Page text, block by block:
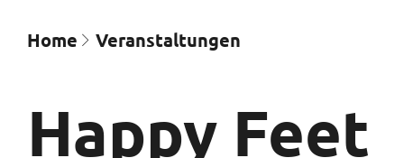
Home Veran­staltungen
Happy Feet